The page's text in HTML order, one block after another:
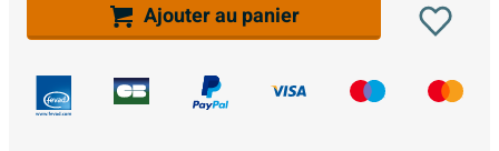
Ajouter au panier